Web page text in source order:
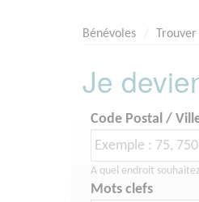
Bénévoles
Je
Code Postal /
A quel endroit
Mots clefs